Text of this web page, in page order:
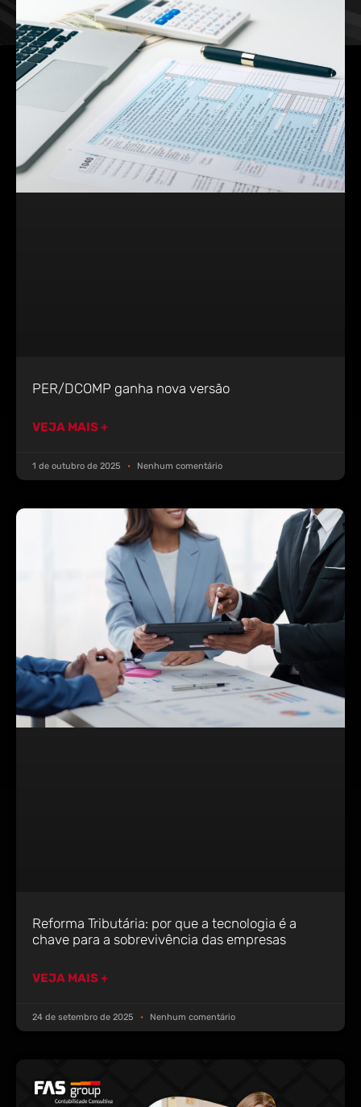
PER/DCOMP ganha nova versão
VEJA MAIS +
1 de outubro de 2025 Nenhum comentário
Reforma Tributária: por que a tecnologia é a
chave para a sobrevivência das empresas
VEJA MAIS +
24 de setembro de 2025 Nenhum comentário